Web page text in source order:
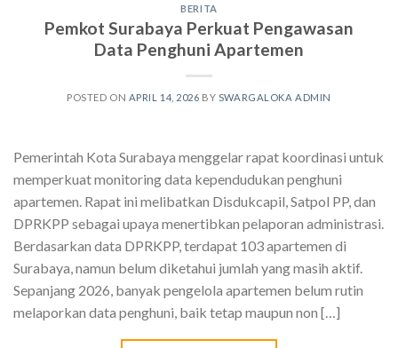
BERITA
Pemkot Surabaya Perkuat Pengawasan
Data Penghuni Apartemen
POSTED ON APRIL 14, 2026 BY SWARGALOKA ADMIN
Pemerintah Kota Surabaya menggelar rapat koordinasi untuk
memperkuat monitoring data kependudukan penghuni
apartemen. Rapat ini melibatkan Disdukcapil, Satpol PP, dan
DPRKPP sebagai upaya menertibkan pelaporan administrasi.
Berdasarkan data DPRKPP, terdapat 103 apartemen di
Surabaya, namun belum diketahui jumlah yang masih aktif.
Sepanjang 2026, banyak pengelola apartemen belum rutin
melaporkan data penghuni, baik tetap maupun non […]